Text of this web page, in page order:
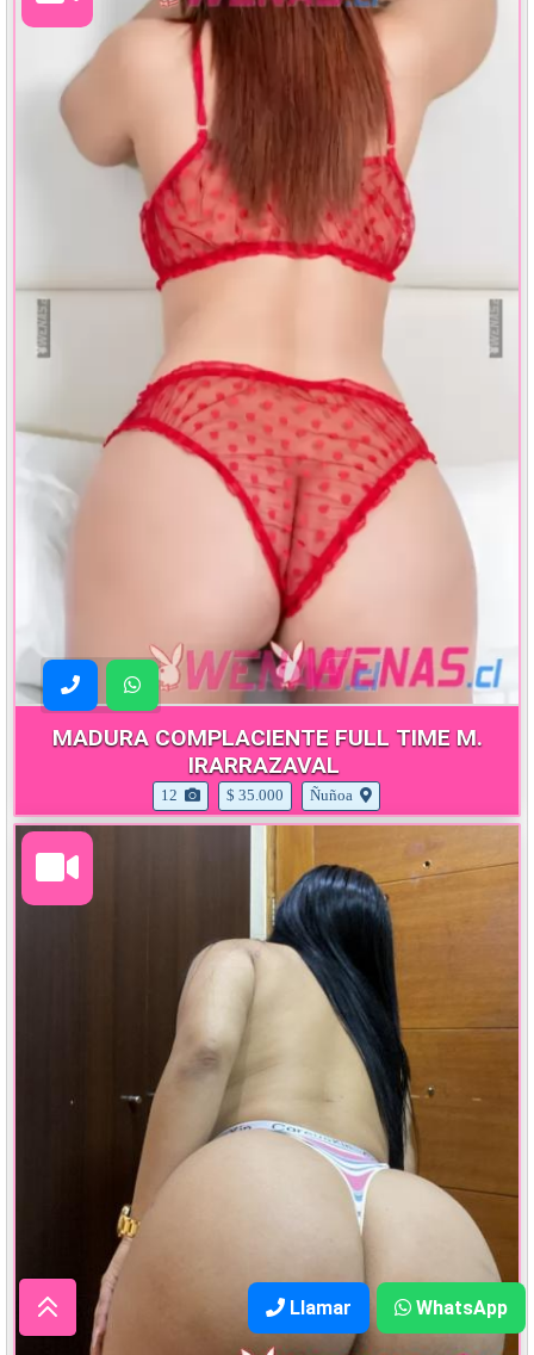
MADURA COMPLACIENTE FULL TIME M.
IRARRAZAVAL
12 $ 35.000 Ñuñoa
Llamar WhatsApp